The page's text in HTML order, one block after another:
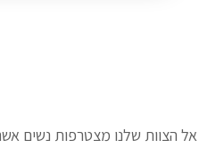
אל הצוות שלנו מצטרפות נשים